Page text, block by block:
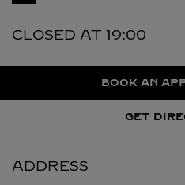
CLOSED AT 19:00
BOOK AN
GET
ADDRESS